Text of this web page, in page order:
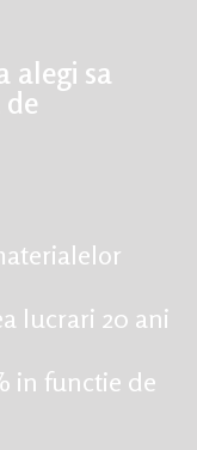
alegi sa
lucrari 20 ani
in functie de